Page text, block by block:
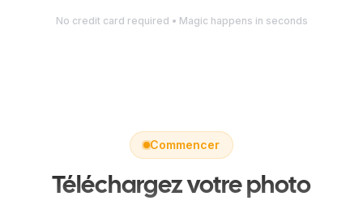
No credit card required • Magic happens in seconds
Commencer
Téléchargez votre photo